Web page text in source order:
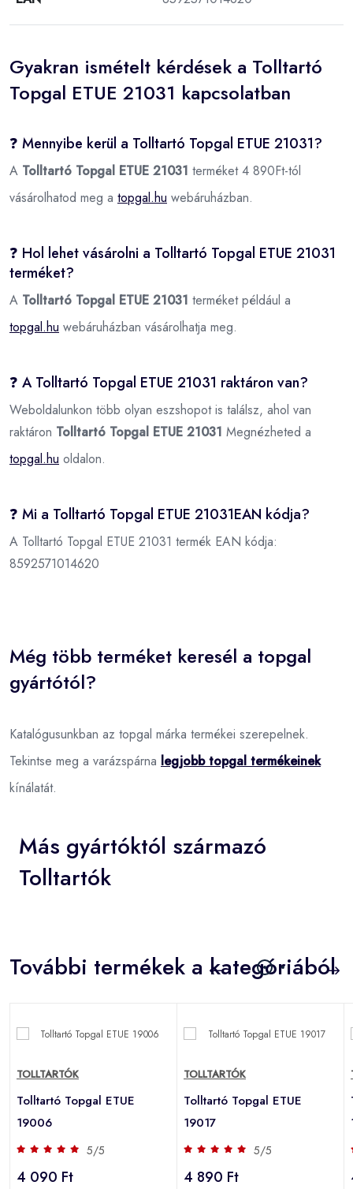
Gyakran ismételt kérdések a Tolltartó
Topgal ETUE 21031 kapcsolatban
❓ Mennyibe kerül a Tolltartó Topgal ETUE 21031?
A Tolltartó Topgal ETUE 21031 terméket 4 890Ft-tól
vásárolhatod meg a topgal.hu webáruházban.
❓ Hol lehet vásárolni a Tolltartó Topgal ETUE 21031
terméket?
A Tolltartó Topgal ETUE 21031 terméket például a
topgal.hu webáruházban vásárolhatja meg.
❓ A Tolltartó Topgal ETUE 21031 raktáron van?
Weboldalunkon több olyan eszshopot is találsz, ahol van
raktáron Tolltartó Topgal ETUE 21031 Megnézheted a
topgal.hu oldalon.
❓ Mi a Tolltartó Topgal ETUE 21031EAN kódja?
A Tolltartó Topgal ETUE 21031 termék EAN kódja:
8592571014620
Még több terméket keresél a topgal
gyártótól?
Katalógusunkban az topgal márka termékei szerepelnek.
Tekintse meg a varázspárna legjobb topgal termékeinek
kínálatát.
Más gyártóktól származó
Tolltartók
További termékek a kategóriából
TOLLTARTÓK
Tolltartó Topgal ETUE
19006
5/5
4 090 Ft
TOLLTARTÓK
Tolltartó Topgal ETUE
19017
5/5
4 890 Ft